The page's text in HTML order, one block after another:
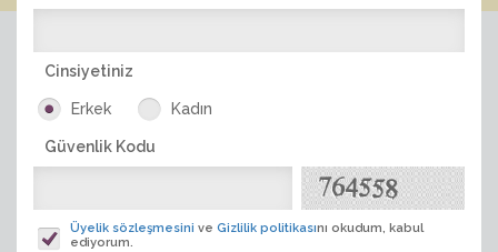
ÜYE ARA
Cinsiyetiniz
Erkek Kadın
Güvenlik Kodu
Üyelik sözleşmesini ve Gizlilik politikasını okudum, kabul
ediyorum.